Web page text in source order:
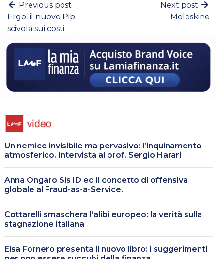
Previous post
Ergo: il nuovo Pip
scivola sui costi
Next post
Moleskine
Un nemico invisibile ma pervasivo: l’inquinamento
atmosferico. Intervista al prof. Sergio Harari
Anna Ongaro Sis ID ed il concetto di offensiva
globale al Fraud-as-a-Service.
Cottarelli smaschera l’alibi europeo: la verità sulla
stagnazione italiana
Elsa Fornero presenta il nuovo libro: i suggerimenti